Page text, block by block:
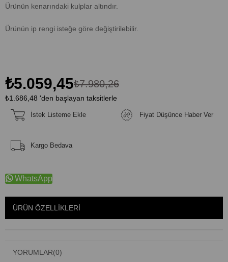
Ürünün kenarındaki kulplar altındır.
Ürünün ip rengi isteğe göre değiştirilebilir.
₺7.980,26
₺5.059,45
₺1.686,48 'den başlayan taksitlerle
İstek Listeme Ekle Fiyat Düşünce Haber Ver
Kargo Bedava
WhatsApp
ÜRÜN ÖZELLIKLERI
YORUMLAR(0)